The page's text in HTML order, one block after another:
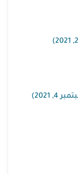
4, 2021)